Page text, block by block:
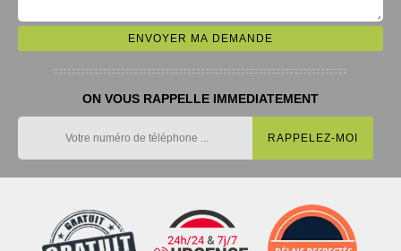
ON VOUS RAPPELLE IMMEDIATEMENT